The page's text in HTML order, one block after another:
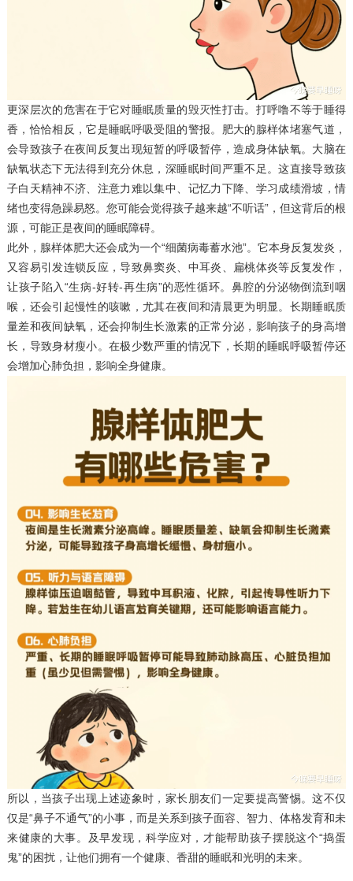
更深层次的危害在于它对睡眠质量的毁灭性打击。打呼噜不等于睡得
香，恰恰相反，它是睡眠呼吸受阻的警报。肥大的腺样体堵塞气道，
会导致孩子在夜间反复出现短暂的呼吸暂停，造成身体缺氧。大脑在
缺氧状态下无法得到充分休息，深睡眠时间严重不足。这直接导致孩
子白天精神不济、注意力难以集中、记忆力下降、学习成绩滑坡，情
绪也变得急躁易怒。您可能会觉得孩子越来越“不听话”，但这背后的根
源，可能正是夜间的睡眠障碍。
此外，腺样体肥大还会成为一个“细菌病毒蓄水池”。它本身反复发炎，
又容易引发连锁反应，导致鼻窦炎、中耳炎、扁桃体炎等反复发作，
让孩子陷入“生病-好转-再生病”的恶性循环。鼻腔的分泌物倒流到咽
喉，还会引起慢性的咳嗽，尤其在夜间和清晨更为明显。长期睡眠质
量差和夜间缺氧，还会抑制生长激素的正常分泌，影响孩子的身高增
长，导致身材瘦小。在极少数严重的情况下，长期的睡眠呼吸暂停还
会增加心肺负担，影响全身健康。
所以，当孩子出现上述迹象时，家长朋友们一定要提高警惕。这不仅
仅是“鼻子不通气”的小事，而是关系到孩子面容、智力、体格发育和未
来健康的大事。及早发现，科学应对，才能帮助孩子摆脱这个“捣蛋
鬼”的困扰，让他们拥有一个健康、香甜的睡眠和光明的未来。